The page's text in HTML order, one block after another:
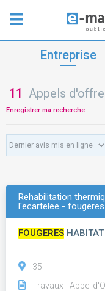
Entreprise
11 Appels
Enregistrer ma recherche
Rehabilitation
l'ecartelee - fougeres
FOUGERES HABITAT
35
Travaux - Appel